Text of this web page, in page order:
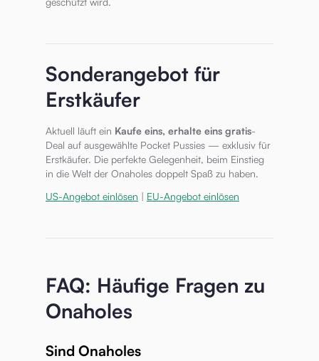
Sonderangebot für
Erstkäufer
Aktuell läuft ein Kaufe eins, erhalte eins gratis-
Deal auf ausgewählte Pocket Pussies — exklusiv für
Erstkäufer. Die perfekte Gelegenheit, beim Einstieg
in die Welt der Onaholes doppelt Spaß zu haben.
US-Angebot einlösen | EU-Angebot einlösen
FAQ: Häufige Fragen zu
Onaholes
Sind Onaholes